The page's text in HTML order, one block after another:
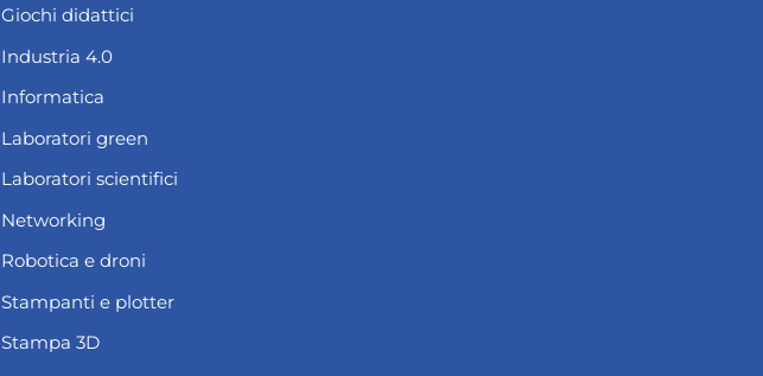
Giochi didattici
Industria 4.0
Informatica
Laboratori green
Laboratori scientifici
Networking
Robotica e droni
Stampanti e plotter
Stampa 3D